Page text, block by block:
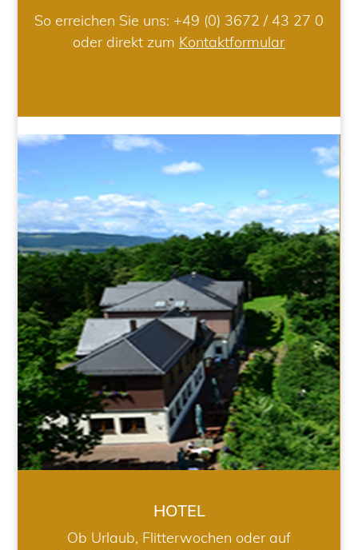
So erreichen Sie uns: +49 (0) 3672 / 43 27 0
oder direkt zum Kontaktformular
HOTEL
HOTEL
Ob Urlaub, Flitterwochen oder auf